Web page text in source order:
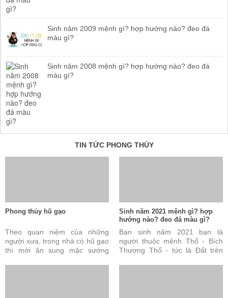
Sinh năm 2009 mệnh gì? hợp hướng nào? đeo đá
màu gì?
Sinh năm 2008 mệnh gì? hợp hướng nào? đeo đá
màu gì?
TIN TỨC PHONG THỦY
Phong thủy hũ gạo
Theo quan niệm của những
người xưa, trong nhà có hũ gạo
thì mới ăn sung mặc sướng
Sinh năm 2021 mệnh gì? hợp
hướng nào? đeo đá màu gì?
Bạn sinh năm 2021 bạn là
người thuộc mệnh Thổ - Bích
Thượng Thổ - tức là Đất trên